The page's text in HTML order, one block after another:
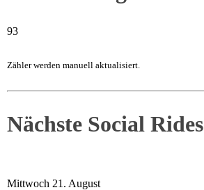
93
Zähler werden manuell aktualisiert.
Nächste Social Rides
Mittwoch 21. August